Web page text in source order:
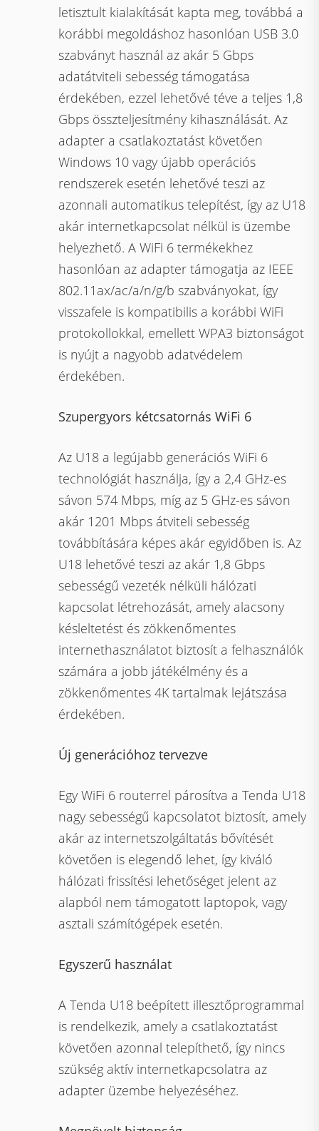
letisztult kialakítását kapta meg, továbbá a
korábbi megoldáshoz hasonlóan USB 3.0
szabványt használ az akár 5 Gbps
adatátviteli sebesség támogatása
érdekében, ezzel lehetővé téve a teljes 1,8
Gbps összteljesítmény kihasználását. Az
adapter a csatlakoztatást követően
Windows 10 vagy újabb operációs
rendszerek esetén lehetővé teszi az
azonnali automatikus telepítést, így az U18
akár internetkapcsolat nélkül is üzembe
helyezhető. A WiFi 6 termékekhez
hasonlóan az adapter támogatja az IEEE
802.11ax/ac/a/n/g/b szabványokat, így
visszafele is kompatibilis a korábbi WiFi
protokollokkal, emellett WPA3 biztonságot
is nyújt a nagyobb adatvédelem
érdekében.
Szupergyors kétcsatornás WiFi 6
Az U18 a legújabb generációs WiFi 6
technológiát használja, így a 2,4 GHz-es
sávon 574 Mbps, míg az 5 GHz-es sávon
akár 1201 Mbps átviteli sebesség
továbbítására képes akár egyidőben is. Az
U18 lehetővé teszi az akár 1,8 Gbps
sebességű vezeték nélküli hálózati
kapcsolat létrehozását, amely alacsony
késleltetést és zökkenőmentes
internethasználatot biztosít a felhasználók
számára a jobb játékélmény és a
zökkenőmentes 4K tartalmak lejátszása
érdekében.
Új generációhoz tervezve
Egy WiFi 6 routerrel párosítva a Tenda U18
nagy sebességű kapcsolatot biztosít, amely
akár az internetszolgáltatás bővítését
követően is elegendő lehet, így kiváló
hálózati frissítési lehetőséget jelent az
alapból nem támogatott laptopok, vagy
asztali számítógépek esetén.
Egyszerű használat
A Tenda U18 beépített illesztőprogrammal
is rendelkezik, amely a csatlakoztatást
követően azonnal telepíthető, így nincs
szükség aktív internetkapcsolatra az
adapter üzembe helyezéséhez.